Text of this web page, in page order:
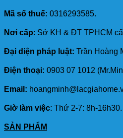
Mã số thuế: 0316293585.
Nơi cấp: Sở KH & ĐT TPHCM
Đại diện pháp luật: Trần Hoàng
Điện thoại: 0903 07 1012
Email:
Giờ làm việc: Thứ 2-7: 8h-
SẢN PHẨM